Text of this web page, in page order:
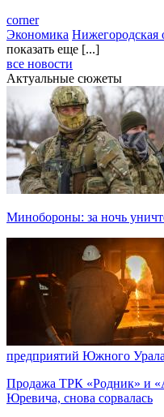
corner
Экономика Нижегородская
показать еще [...]
все новости
Актуальные сюжеты
Минобороны: за ночь
предприятий Южного Урала
Продажа ТРК «Родник» и
Юревича, снова сорвалась